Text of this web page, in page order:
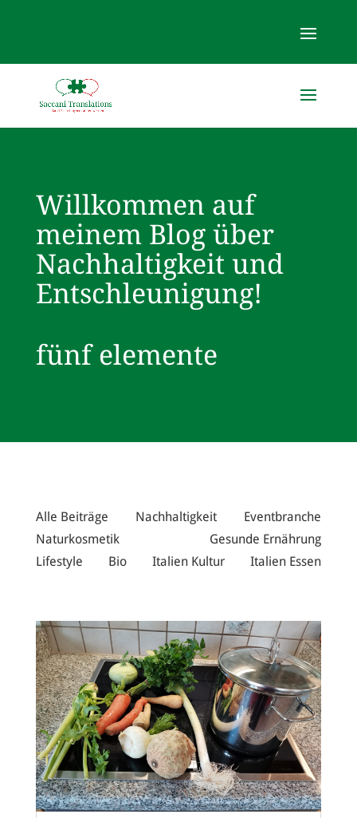
Willkommen auf
meinem Blog über
Nachhaltigkeit und
Entschleunigung!
fünf elemente
Alle Beiträge Nachhaltigkeit
Eventbranche
Naturkosmetik
Gesunde Ernährung
Lifestyle
Bio Italien Kultur Italien Essen